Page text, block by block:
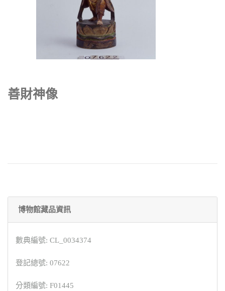
善財神像
博物館藏品資訊
數典編號: CL_0034374
登記總號: 07622
分類編號: F01445